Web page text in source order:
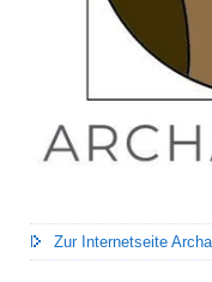
Zur Internetseite